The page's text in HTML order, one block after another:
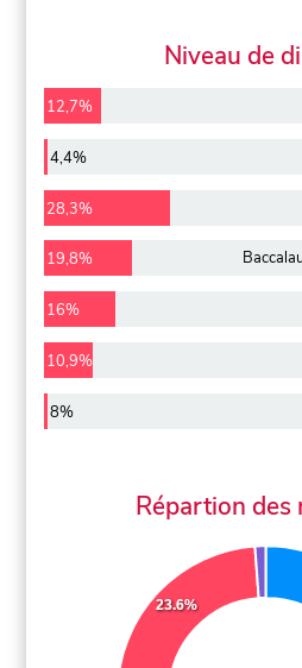
Niveau de
12,7%
4,4%
28,3%
19,8%
16%
10,9%
8%
Répartion des
23.6%